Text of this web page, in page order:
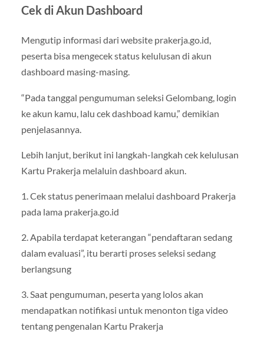
Cek di Akun Dashboard
Mengutip informasi dari website prakerja.go.id,
peserta bisa mengecek status kelulusan di akun
dashboard masing-masing.
“Pada tanggal pengumuman seleksi Gelombang, login
ke akun kamu, lalu cek dashboad kamu,” demikian
penjelasannya.
Lebih lanjut, berikut ini langkah-langkah cek kelulusan
Kartu Prakerja melaluin dashboard akun.
1. Cek status penerimaan melalui dashboard Prakerja
pada lama prakerja.go.id
2. Apabila terdapat keterangan “pendaftaran sedang
dalam evaluasi”, itu berarti proses seleksi sedang
berlangsung
3. Saat pengumuman, peserta yang lolos akan
mendapatkan notifikasi untuk menonton tiga video
tentang pengenalan Kartu Prakerja